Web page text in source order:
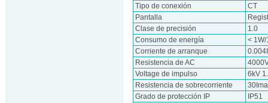
Tipo de conexión
CT
Pantalla
Clase de precisión
1.0
Consumo de energía
<
Corriente de arranque
Resistencia de AC
Voltage de impulso
6kV
Resistencia de sobrecorriente
Grado de protección IP
IP51